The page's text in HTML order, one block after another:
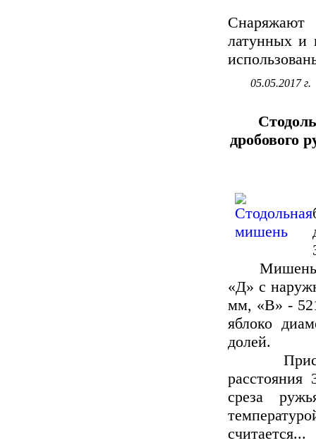
латунных и
05.05.2017 г.
дробового
Мишень
«Д» с
мм, «В» -
яблоко
долей.
среза
считается...